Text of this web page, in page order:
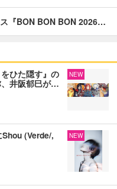
『BON BON BON 2026…
ひた隠す』の
井阪郁巳が…
NEW
(Verde/,
NEW